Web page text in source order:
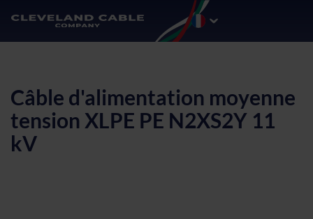
Câble d'alimentation moyenne
tension XLPE PE N2XS2Y 11
kV